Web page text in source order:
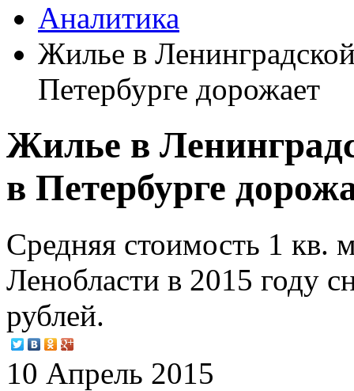
Аналитика
Жилье в
Петербурге дорожает
Жилье в
в Петербурге
Средняя стоимость 1 кв.
Ленобласти в 2015 году
рублей.
10 Апрель 2015